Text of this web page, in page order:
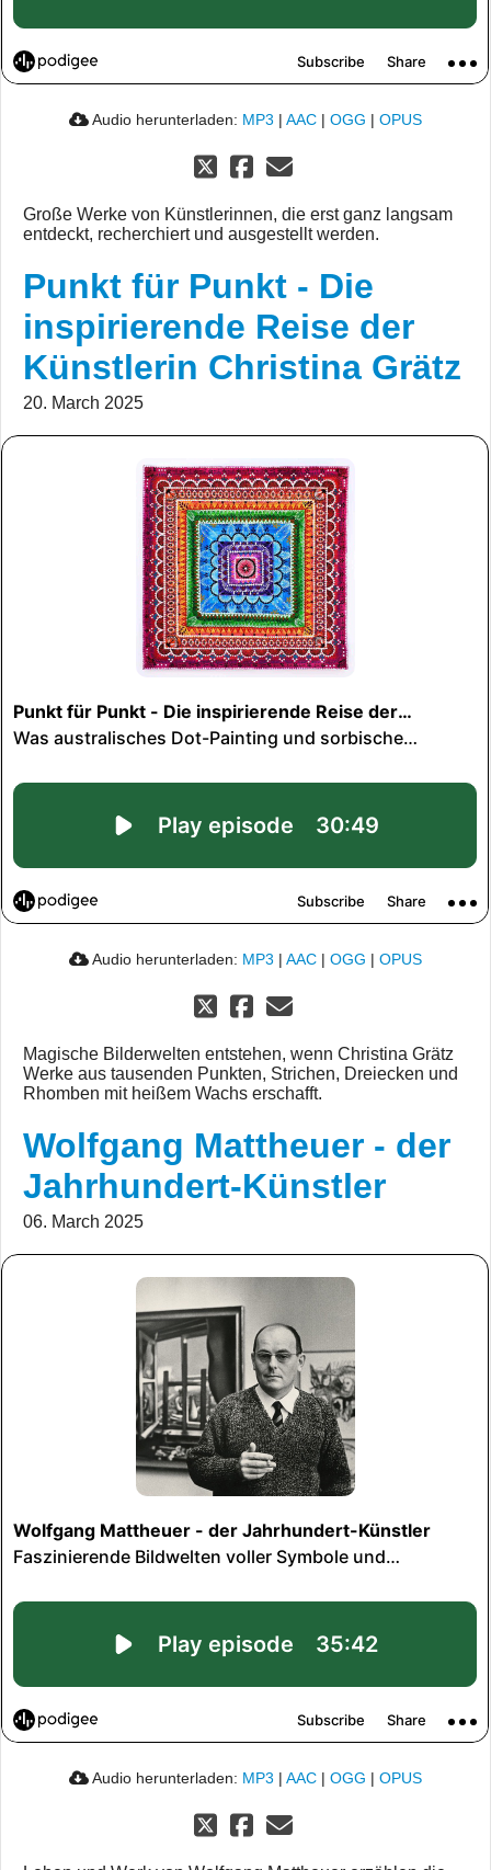
Audio herunterladen: MP3 | AAC | OGG | OPUS
Große Werke von Künstlerinnen, die erst ganz langsam
entdeckt, recherchiert und ausgestellt werden.
Punkt für Punkt - Die
inspirierende Reise der
Künstlerin Christina Grätz
20. March 2025
Audio herunterladen: MP3 | AAC | OGG | OPUS
Magische Bilderwelten entstehen, wenn Christina Grätz
Werke aus tausenden Punkten, Strichen, Dreiecken und
Rhomben mit heißem Wachs erschafft.
Wolfgang Mattheuer - der
Jahrhundert-Künstler
06. March 2025
Audio herunterladen: MP3 | AAC | OGG | OPUS